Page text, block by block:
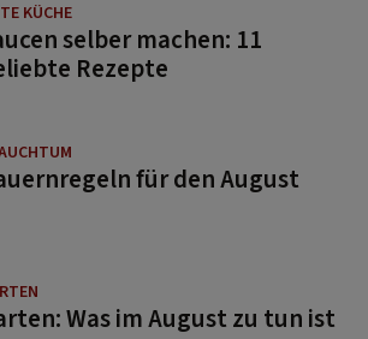
KÜCHE
selber machen: 11
Rezepte
für den August
Was im August zu tun ist